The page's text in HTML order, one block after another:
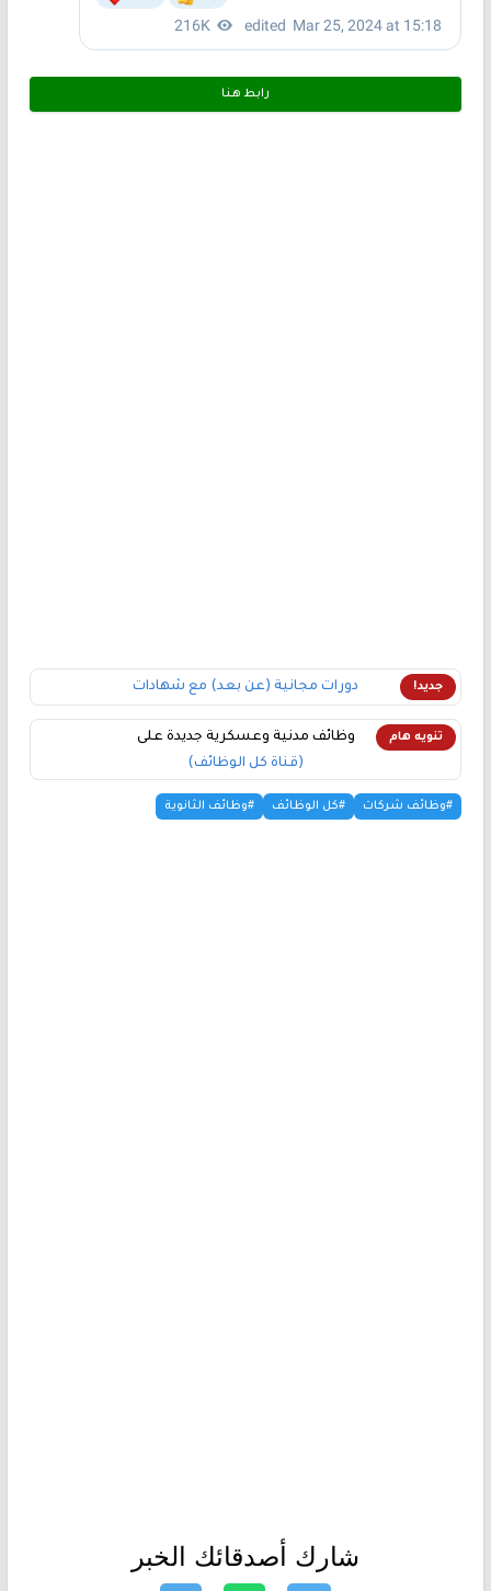
رابط هـنـا
جديد! دورات مجانية (عن بعد) مع شهادات
تنويه هام
وظائف مدنية وعسكرية جديدة على
(قناة كل الوظائف)
#وظائف شركات #كل الوظائف #وظائف الثانوية
شارك أصدقائك الخبر